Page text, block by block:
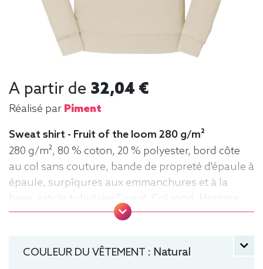
A partir de 32,04 €
Réalisé par Piment
Sweat shirt - Fruit of the loom 280 g/m²
280 g/m², 80 % coton, 20 % polyester, bord côte
au col sans couture, bande de propreté d'épaule à
épaule, surpîqures aux emmanchures et à la
base, article tubulaire Sweat, Col rond, Homme
COULEUR DU VÊTEMENT : Natural